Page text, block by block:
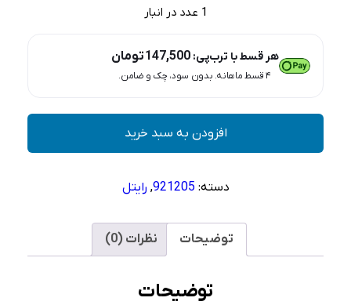
1 عدد در انبار
هر قسط با ترب‌پی: 147,500تومان
۴ قسط ماهانه. بدون سود، چک و ضامن.
سیم
رایتل
افزودن به سبد خرید
دسته: 921205
, رایتل
توضیحات نظرات (0)
توضیحات